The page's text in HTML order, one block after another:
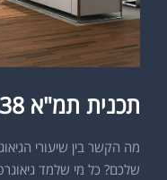
תכנית תמ"א 38
מה הקשר בין שיעורי
שלכם? כל מי שלמד